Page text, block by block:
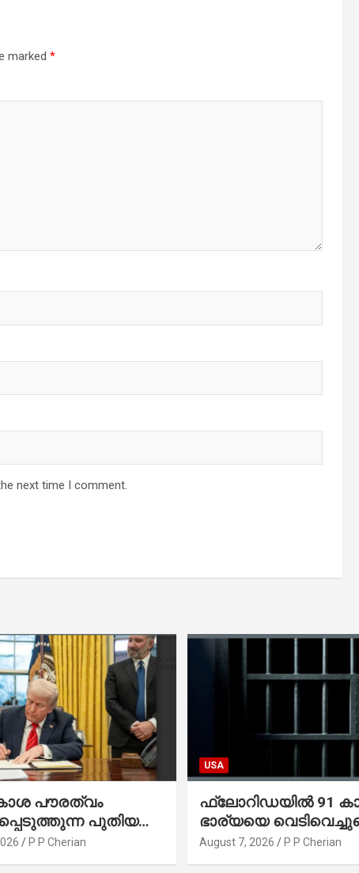
marked *
next time I comment.
പൗരത്വം
പുതിയ
P P Cherian
USA
ഫ്ലോറിഡയിൽ 91
ഭാര്യയെ
നഴ്സിങ്
August 7, 2026 P P Cherian